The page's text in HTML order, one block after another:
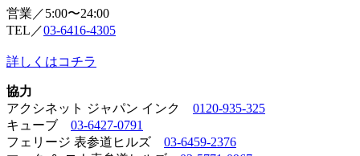
営業／5:00〜24:00
TEL／03-6416-4305
詳しくはコチラ
協力
アクシネット ジャパン インク 0120-935-325
キューブ 03-6427-0791
フェリージ 表参道ヒルズ 03-6459-2376